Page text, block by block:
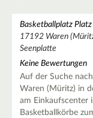
Basketballplatz
17192 Waren
Seenplatte
Keine Bewertungen
Auf der Suche
Waren (Müritz) in
am Einkaufscenter
Basketballkörbe